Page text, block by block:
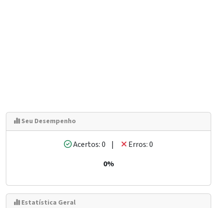
Seu Desempenho
Acertos: 0 |
Erros: 0
0%
Estatística Geral